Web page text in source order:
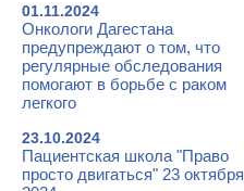
01.11.2024
Онкологи Дагестана
предупреждают о том, что
регулярные обследования
помогают в борьбе с раком
легкого
23.10.2024
Пациентская школа "Право
просто двигаться" 23 октября